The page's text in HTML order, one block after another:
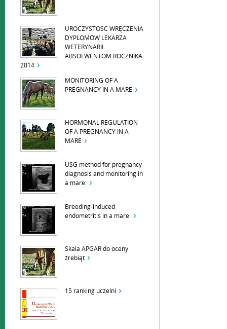
UROCZYSTOŚĆ WRĘCZENIA
DYPLOMÓW LEKARZA
WETERYNARII
ABSOLWENTOM ROCZNIKA
2014
MONITORING OF A
PREGNANCY IN A MARE
HORMONAL REGULATION
OF A PREGNANCY IN A
MARE
USG method for pregnancy
diagnosis and monitoring in
a mare.
Breeding-induced
endometritis in a mare.
Skala APGAR do oceny
źrebiąt
15 ranking uczelni